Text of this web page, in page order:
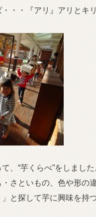
・・『アリ』アリとキ
、“芋くらべ”をしました
さといもの、色や形の
と探して芋に興味を持